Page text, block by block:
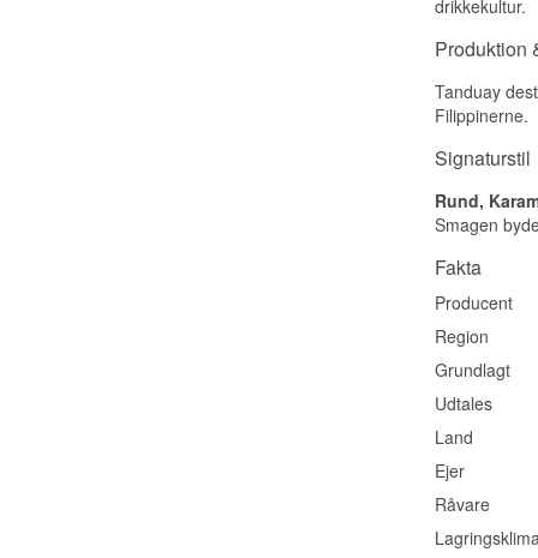
drikkekultur.
Produktion
Tanduay
Filippinerne.
Signaturstil
Rund,
Smagen
Fakta
Producent
Region
Grundlagt
Udtales
Land
Ejer
Råvare